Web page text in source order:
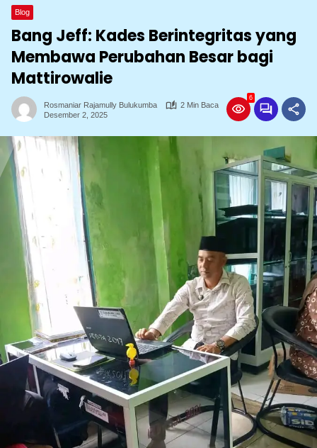
Blog
Bang Jeff: Kades Berintegritas yang
Membawa Perubahan Besar bagi
Mattirowalie
Rosmaniar Rajamully Bulukumba
2 Min Baca
Desember 2, 2025
6